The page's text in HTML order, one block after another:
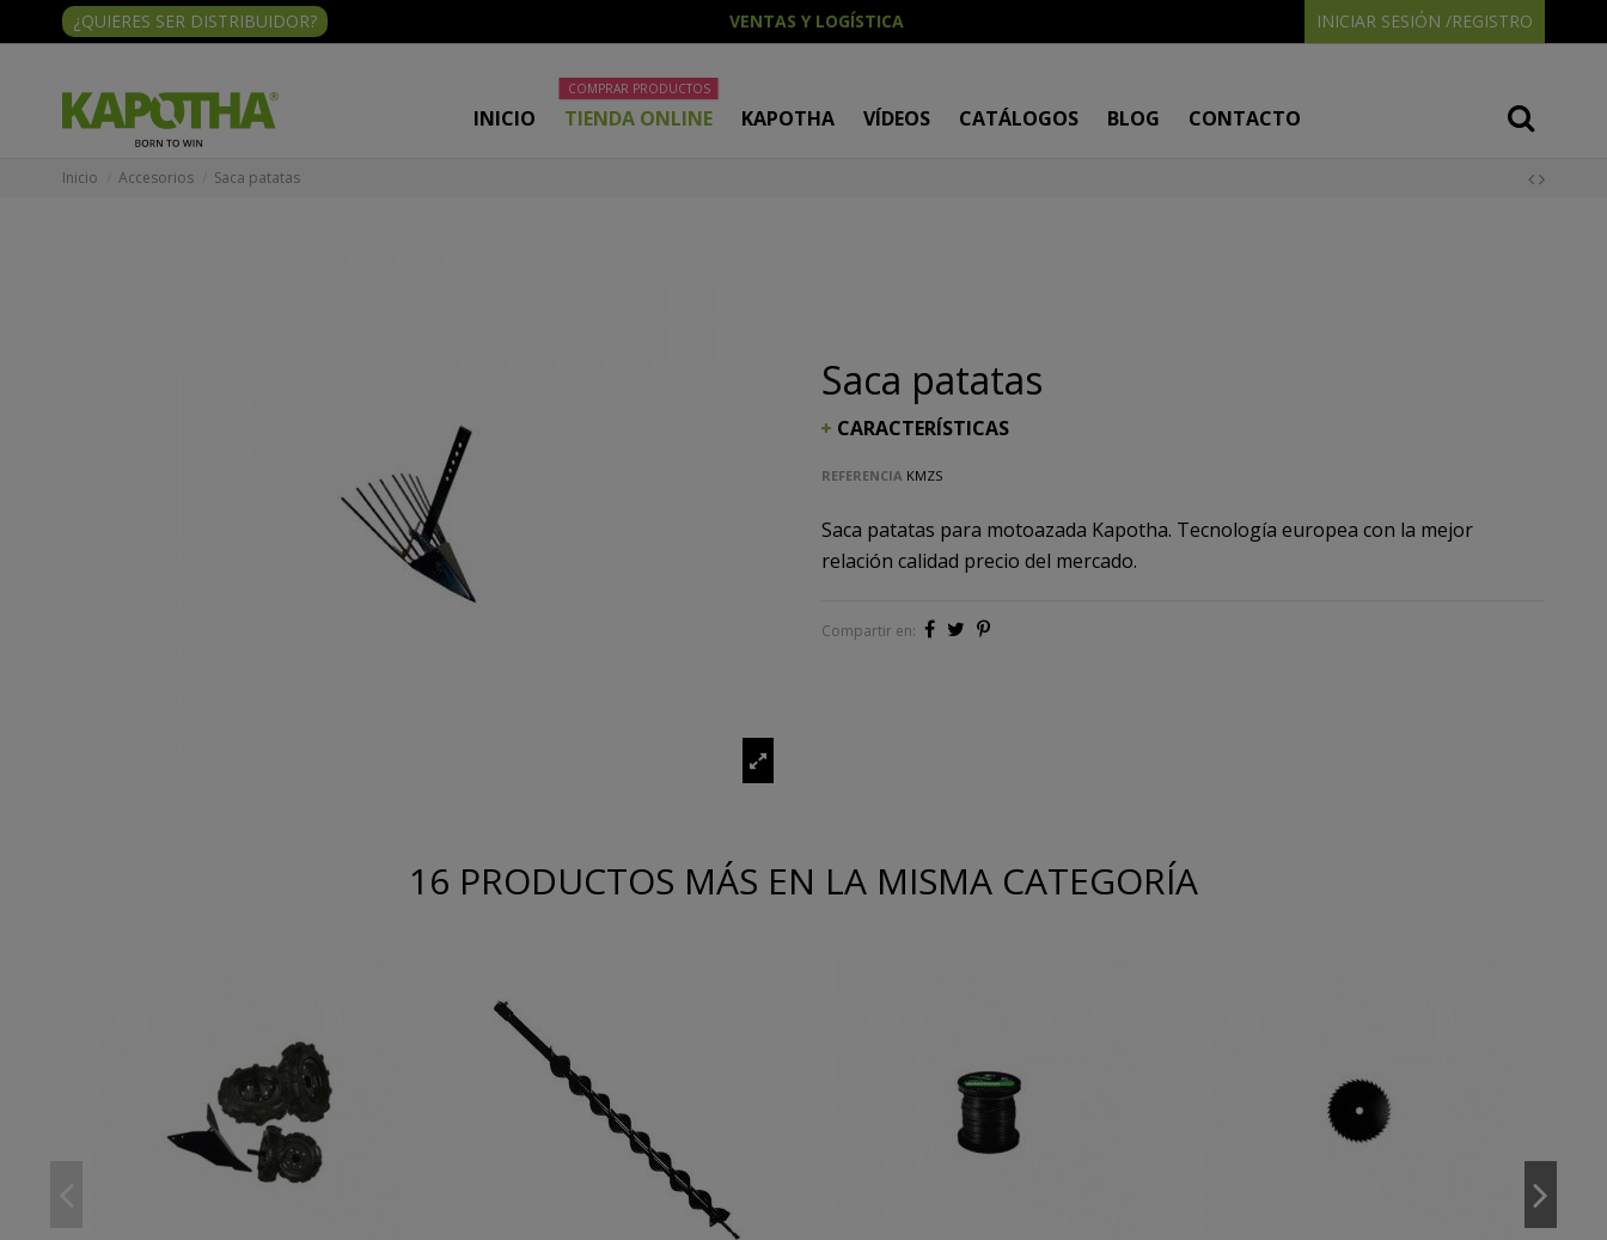
¿QUIERES SER DISTRIBUIDOR? VENTAS Y LOGÍSTICA INICIAR SESIÓN /REGISTRO
INICIO TIENDA ONLINE
COMPRAR PRODUCTOS
KAPOTHA VÍDEOS CATÁLOGOS BLOG CONTACTO
Inicio Accesorios Saca patatas
Saca patatas
CARACTERÍSTICAS
REFERENCIA KMZS
Saca patatas para motoazada Kapotha. Tecnología europea con la mejor
relación calidad precio del mercado.
Compartir en:
16 PRODUCTOS MÁS EN LA MISMA CATEGORÍA